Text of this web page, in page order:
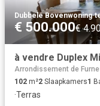
Dubbele Bovenwoning·
€ 500.000€
à vendre Duplex
Arrondissement de
102 m²2 Slaapkamers1
·Terras